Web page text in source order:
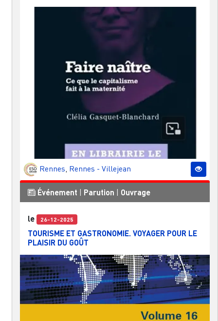
Rennes, Rennes - Villejean
Événement Parution Ouvrage
le 26-12-2025
TOURISME ET GASTRONOMIE. VOYAGER POUR LE
PLAISIR DU GOÛT